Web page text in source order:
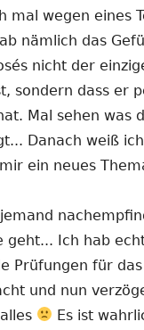
mal wegen eines
nämlich das
nicht der
sondern dass er
Mal sehen was
Danach weiß
ein neues
geht... Ich hab
Prüfungen für
und nun
Es ist